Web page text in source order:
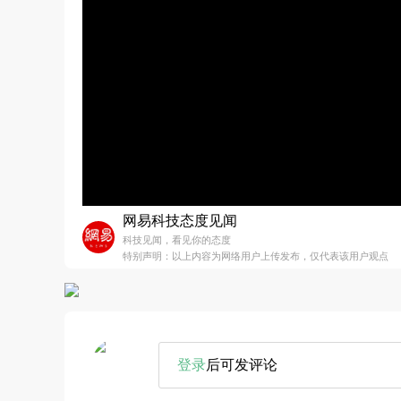
网易科技态度见闻
科技见闻，看见你的态度
特别声明：以上内容为网络用户上传发布，仅代表该用户观点
登录后可发评论